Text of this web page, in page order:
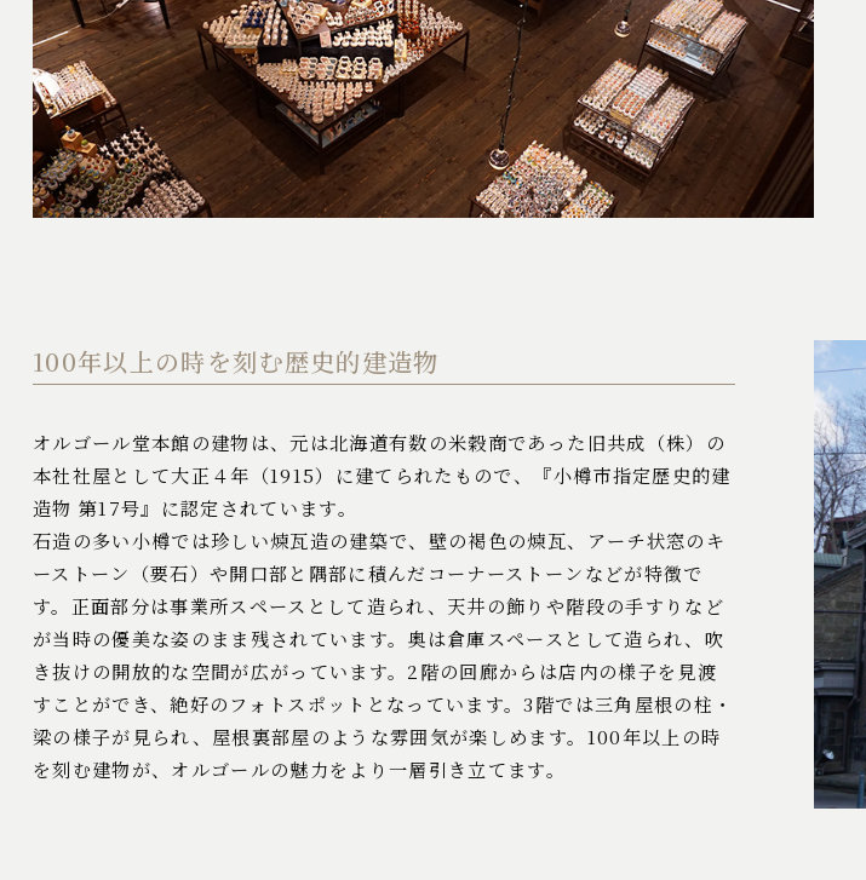
100年以上の時を刻む歴史的建造物
オルゴール堂本館の建物は、元は北海道有数の米穀商であった旧共成（株）の
本社社屋として大正４年（1915）に建てられたもので、『小樽市指定歴史的建
造物 第17号』に認定されています。
石造の多い小樽では珍しい煉瓦造の建築で、壁の褐色の煉瓦、アーチ状窓のキ
ーストーン（要石）や開口部と隅部に積んだコーナーストーンなどが特徴で
す。正面部分は事業所スペースとして造られ、天井の飾りや階段の手すりなど
が当時の優美な姿のまま残されています。奥は倉庫スペースとして造られ、吹
き抜けの開放的な空間が広がっています。2階の回廊からは店内の様子を見渡
すことができ、絶好のフォトスポットとなっています。3階では三角屋根の柱・
梁の様子が見られ、屋根裏部屋のような雰囲気が楽しめます。100年以上の時
を刻む建物が、オルゴールの魅力をより一層引き立てます。